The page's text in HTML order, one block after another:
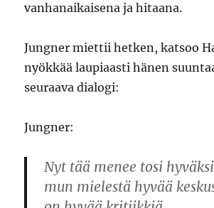
vanhanaikaisena ja hitaana.
Jungner miettii hetken, katsoo
nyökkää laupiaasti hänen
seuraava dialogi:
Jungner:
Nyt tää menee tosi
mun mielestä hyvää